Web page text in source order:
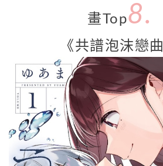
畫Top8.
《共譜泡沫戀曲